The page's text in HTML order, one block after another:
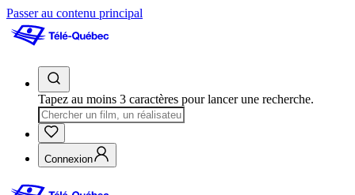
Passer au contenu principal
Tapez au moins 3 caractères pour lancer une recherche.
Connexion